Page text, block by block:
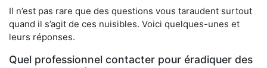
Il n’est pas rare que des questions vous taraudent surtout
quand il s’agit de ces nuisibles. Voici quelques-unes et
leurs réponses.
Quel professionnel contacter pour éradiquer des